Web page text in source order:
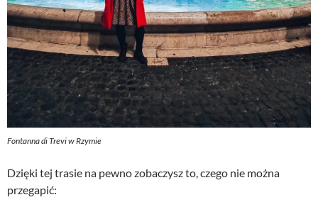
Fontanna di Trevi w Rzymie
Dzięki tej trasie na pewno zobaczysz to, czego nie można
przegapić: